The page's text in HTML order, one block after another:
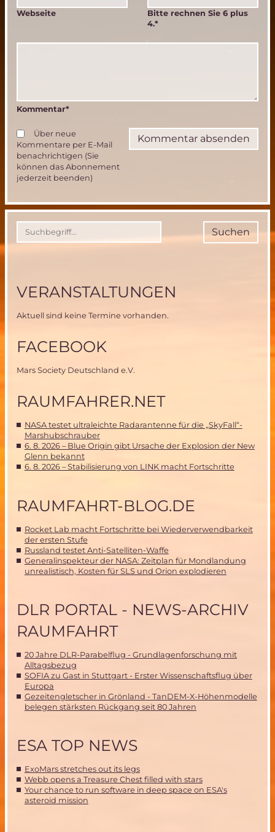
Webseite
Bitte rechnen Sie 6 plus
4.*
Kommentar*
Über neue
Kommentare per E-Mail
benachrichtigen (Sie
können das Abonnement
jederzeit beenden)
Suchen
VERANSTALTUNGEN
Aktuell sind keine Termine vorhanden.
FACEBOOK
Mars Society Deutschland e.V.
RAUMFAHRER.NET
NASA testet ultraleichte Radarantenne für die „SkyFall“-
Marshubschrauber
6. 8. 2026 – Blue Origin gibt Ursache der Explosion der New
Glenn bekannt
6. 8. 2026 – Stabilisierung von LINK macht Fortschritte
RAUMFAHRT-BLOG.DE
Rocket Lab macht Fortschritte bei Wiederverwendbarkeit
der ersten Stufe
Russland testet Anti-Satelliten-Waffe
Generalinspekteur der NASA: Zeitplan für Mondlandung
unrealistisch, Kosten für SLS und Orion explodieren
DLR PORTAL - NEWS-ARCHIV
RAUMFAHRT
20 Jahre DLR-Parabelflug - Grundlagenforschung mit
Alltagsbezug
SOFIA zu Gast in Stuttgart - Erster Wissenschaftsflug über
Europa
Gezeitengletscher in Grönland - TanDEM-X-Höhenmodelle
belegen stärksten Rückgang seit 80 Jahren
ESA TOP NEWS
ExoMars stretches out its legs
Webb opens a Treasure Chest filled with stars
Your chance to run software in deep space on ESA's
asteroid mission